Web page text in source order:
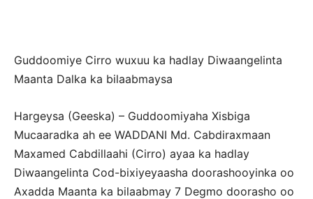
Guddoomiye Cirro wuxuu ka hadlay Diwaangelinta
Maanta Dalka ka bilaabmaysa
Hargeysa (Geeska) – Guddoomiyaha Xisbiga
Mucaaradka ah ee WADDANI Md. Cabdiraxmaan
Maxamed Cabdillaahi (Cirro) ayaa ka hadlay
Diwaangelinta Cod-bixiyeyaasha doorashooyinka oo
Axadda Maanta ka bilaabmay 7 Degmo doorasho oo